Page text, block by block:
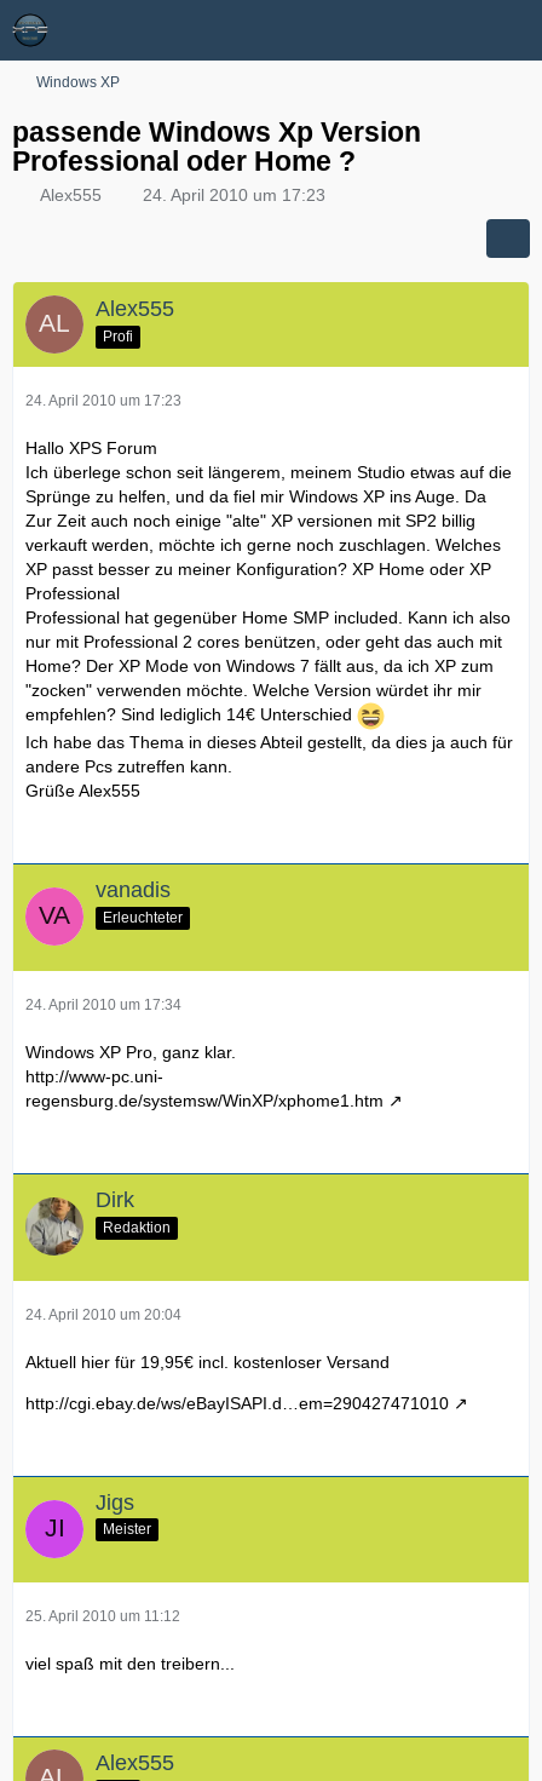
Windows XP
passende Windows Xp Version
Professional oder Home ?
Alex555 24. April 2010 um 17:23
Alex555
Profi
24. April 2010 um 17:23
Hallo XPS Forum
Ich überlege schon seit längerem, meinem Studio etwas auf die
Sprünge zu helfen, und da fiel mir Windows XP ins Auge. Da
Zur Zeit auch noch einige "alte" XP versionen mit SP2 billig
verkauft werden, möchte ich gerne noch zuschlagen. Welches
XP passt besser zu meiner Konfiguration? XP Home oder XP
Professional
Professional hat gegenüber Home SMP included. Kann ich also
nur mit Professional 2 cores benützen, oder geht das auch mit
Home? Der XP Mode von Windows 7 fällt aus, da ich XP zum
"zocken" verwenden möchte. Welche Version würdet ihr mir
empfehlen? Sind lediglich 14€ Unterschied
Ich habe das Thema in dieses Abteil gestellt, da dies ja auch für
andere Pcs zutreffen kann.
Grüße Alex555
vanadis
Erleuchteter
24. April 2010 um 17:34
Windows XP Pro, ganz klar.
http://www-pc.uni-
regensburg.de/systemsw/WinXP/xphome1.htm
Dirk
Redaktion
24. April 2010 um 20:04
Aktuell hier für 19,95€ incl. kostenloser Versand
http://cgi.ebay.de/ws/eBayISAPI.d…em=290427471010
Jigs
Meister
25. April 2010 um 11:12
viel spaß mit den treibern...
Alex555